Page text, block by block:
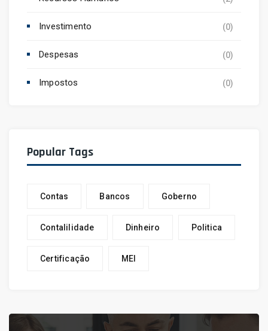
Investimento (0)
Despesas (0)
Impostos (0)
Popular Tags
Contas Bancos Goberno
Contalilidade Dinheiro Politica
Certificação MEI